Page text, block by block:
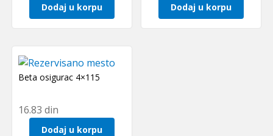
Dodaj u korpu Dodaj u korpu
Beta osigurac 4×115
16.83 din
Dodaj u korpu